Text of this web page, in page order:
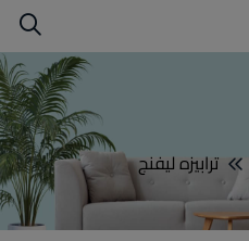
4
5
5
ترابيزه ليفنج